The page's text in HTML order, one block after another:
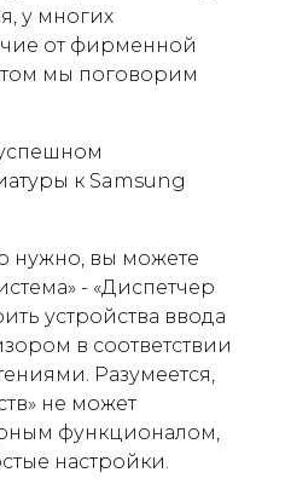
у многих
от фирменной
мы поговорим
нужно, вы можете
- «Диспетчер
устройства ввода
в соответствии
Разумеется,
не может
функционалом,
настройки.